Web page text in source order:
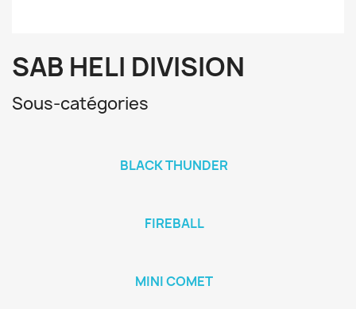
SAB HELI DIVISION
Sous-catégories
BLACK THUNDER
FIREBALL
MINI COMET